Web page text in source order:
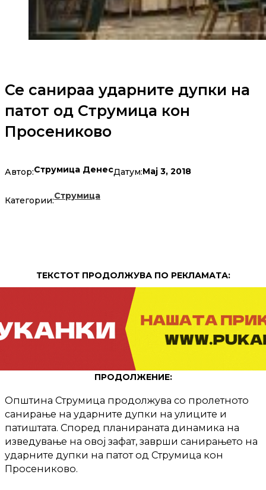
Се санираа ударните дупки на
патот од Струмица кон
Просениково
Автор:Струмица ДенесДатум:Мај 3, 2018
Категории:Струмица
ТЕКСТОТ ПРОДОЛЖУВА ПО РЕКЛАМАТА:
ПРОДОЛЖЕНИЕ:
Општина Струмица продолжува со пролетното
санирање на ударните дупки на улиците и
патиштата. Според планираната динамика на
изведување на овој зафат, заврши санирањето на
ударните дупки на патот од Струмица кон
Просениково.